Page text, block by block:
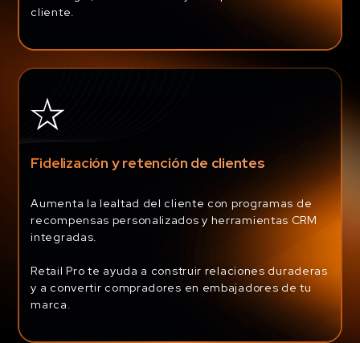
cliente.
Fidelización y retención de clientes
Aumenta la lealtad del cliente con programas de
recompensas personalizados y herramientas CRM
integradas.
Retail Pro te ayuda a construir relaciones duraderas
y a convertir compradores en embajadores de tu
marca.